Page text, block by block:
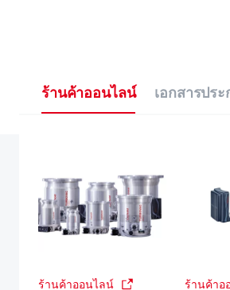
ร้านค้าออนไลน์ เอกสารปร
ร้านค้าออนไลน์ ร้านค้าอ